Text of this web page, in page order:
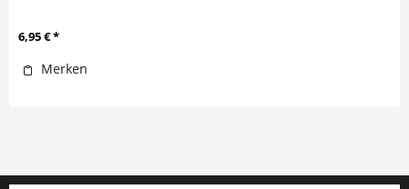
6,95 € *
Merken